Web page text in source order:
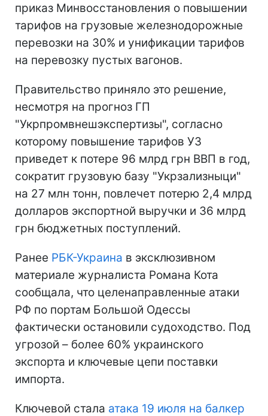
приказ Минвосстановления о повышении
тарифов на грузовые железнодорожные
перевозки на 30% и унификации тарифов
на перевозку пустых вагонов.
Правительство приняло это решение,
несмотря на прогноз ГП
"Укрпромвнешэкспертизы", согласно
которому повышение тарифов УЗ
приведет к потере 96 млрд грн ВВП в год,
сократит грузовую базу "Укрзализныци"
на 27 млн тонн, повлечет потерю 2,4 млрд
долларов экспортной выручки и 36 млрд
грн бюджетных поступлений.
Ранее РБК-Украина в эксклюзивном
материале журналиста Романа Кота
сообщала, что целенаправленные атаки
РФ по портам Большой Одессы
фактически остановили судоходство. Под
угрозой – более 60% украинского
экспорта и ключевые цепи поставки
импорта.
Ключевой стала атака 19 июля на балкер